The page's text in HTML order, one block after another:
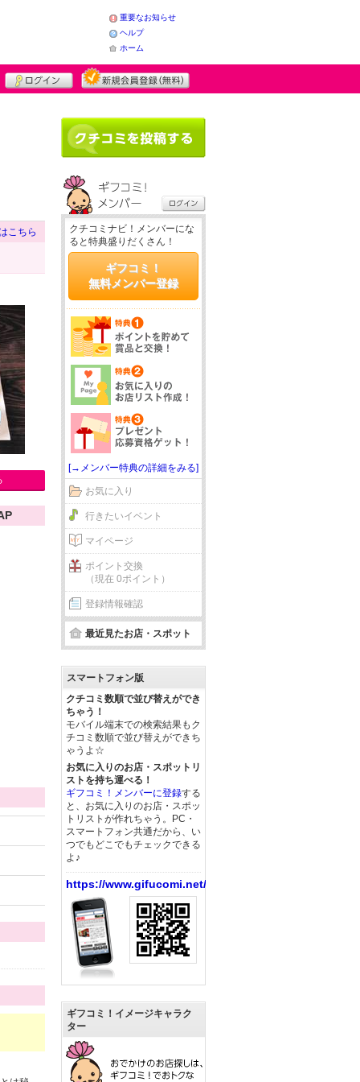
重要なお知らせ
ヘルプ
ホーム
こちら
クチコミナビ！メンバーにな
ると特典盛りだくさん！
ギフコミ！
無料メンバー登録
[→メンバー特典の詳細をみる]
お気に入り
行きたいイベント
マイページ
ポイント交換
（現在 0ポイント）
登録情報確認
最近見たお店・スポット
スマートフォン版
クチコミ数順で並び替えができ
ちゃう！
モバイル端末での検索結果もク
チコミ数順で並び替えができち
ゃうよ☆
お気に入りのお店・スポットリ
ストを持ち運べる！
ギフコミ！メンバーに登録する
と、お気に入りのお店・スポッ
トリストが作れちゃう。PC・
スマートフォン共通だから、い
つでもどこでもチェックできる
よ♪
https://www.gifucomi.net/
ギフコミ！イメージキャラク
ター